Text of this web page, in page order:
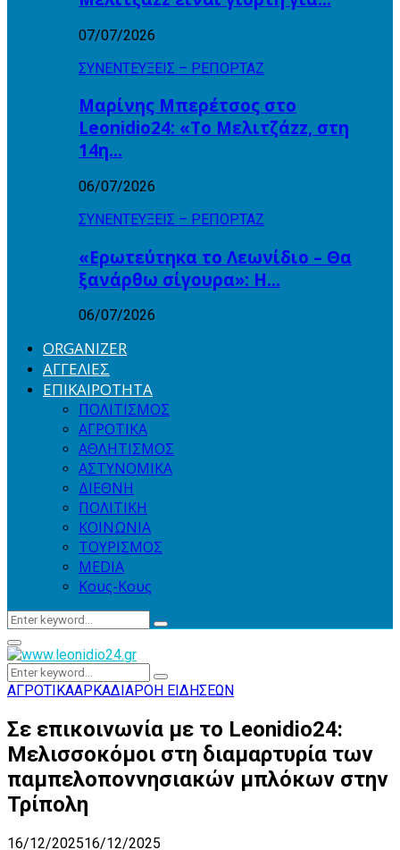
07/07/2026
ΣΥΝΕΝΤΕΥΞΕΙΣ – ΡΕΠΟΡΤΑΖ
Μαρίνης Μπερέτσος στο
Leonidio24: «Το Μελιτζάzz, στη
14η…
06/07/2026
ΣΥΝΕΝΤΕΥΞΕΙΣ – ΡΕΠΟΡΤΑΖ
«Ερωτεύτηκα το Λεωνίδιο – Θα
ξανάρθω σίγουρα»: Η…
06/07/2026
ORGANIZER
ΑΓΓΕΛΙΕΣ
ΕΠΙΚΑΙΡΟΤΗΤΑ
ΠΟΛΙΤΙΣΜΟΣ
ΑΓΡΟΤΙΚΑ
ΑΘΛΗΤΙΣΜΟΣ
ΑΣΤΥΝΟΜΙΚΑ
ΔΙΕΘΝΗ
ΠΟΛΙΤΙΚΗ
ΚΟΙΝΩΝΙΑ
ΤΟΥΡΙΣΜΟΣ
MEDIA
Κους-Κους
Search
Search
Primary
Menu
Search
for:
Search
ΑΓΡΟΤΙΚΑΑΡΚΑΔΙΑΡΟΗ ΕΙΔΗΣΕΩΝ
Σε επικοινωνία με το Leonidio24:
Μελισσοκόμοι στη διαμαρτυρία των
παμπελοποννησιακών μπλόκων στην
Τρίπολη
16/12/202516/12/2025